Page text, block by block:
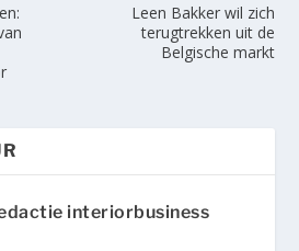
Leen Bakker wil zich
terugtrekken uit de
Belgische markt
interiorbusiness